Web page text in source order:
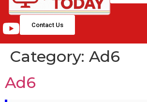
Contact Us
Category: Ad6
Ad6